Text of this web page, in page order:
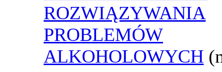
ROZWIĄZYWANIA
PROBLEMÓW
ALKOHOLOWYCH